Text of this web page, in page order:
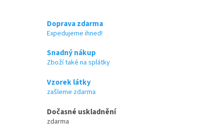
Doprava zdarma
Expedujeme ihned!
Snadný nákup
Zboží také na splátky
Vzorek látky
zašleme zdarma
Dočasné uskladnění
zdarma